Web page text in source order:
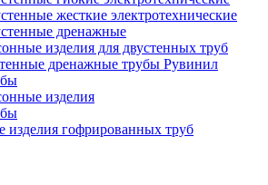
жесткие электротехнические
дренажные
изделия для двустенных труб
дренажные трубы Рувинил
изделия
изделия гофрированных труб